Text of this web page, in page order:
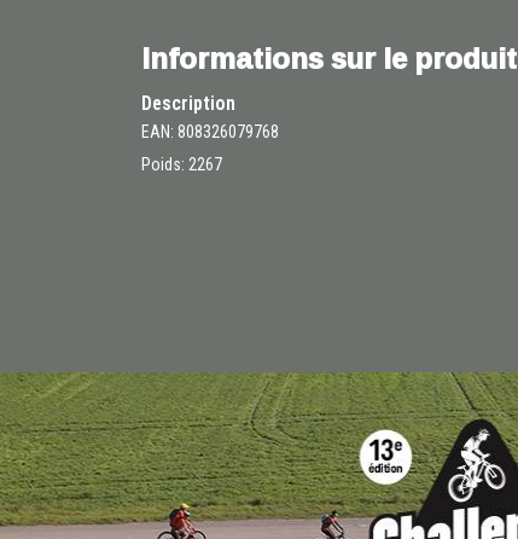
Informations sur le produit
Description
EAN: 808326079768
Poids: 2267